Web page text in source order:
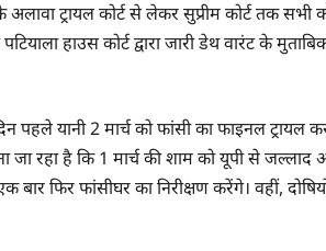
ट्रायल कोर्ट से लेकर सुप्रीम कोर्ट तक
हाउस कोर्ट द्वारा जारी डेथ वारंट के
पहले यानी 2 मार्च को फांसी का फाइनल
रहा है कि 1 मार्च की शाम को यूपी से जल्लाद
बार फिर फांसीघर का निरीक्षण करेंगे। वहीं,